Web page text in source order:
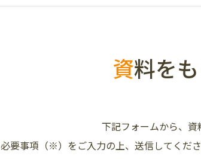
資料を
下記フォームから、資
必要事項（※）をご入力の上、送信してくだ